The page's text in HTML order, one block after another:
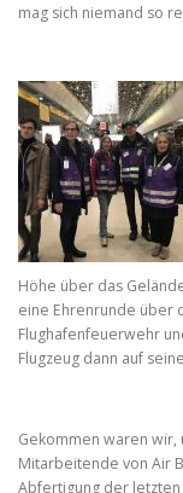
mag sich niemand so
Höhe über das
eine Ehrenrunde über
Flughafenfeuerwehr
Flugzeug dann auf
Gekommen waren
Mitarbeitende von Air
Abfertigung der letzten